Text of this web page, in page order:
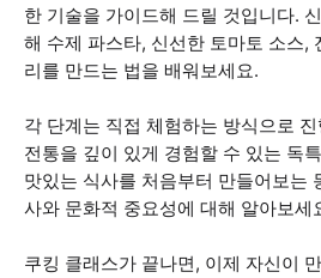
한 기술을 가이드해 드릴 것입니다.
해 수제 파스타, 신선한 토마토 소스,
리를 만드는 법을 배워보세요.
각 단계는 직접 체험하는 방식으로
전통을 깊이 있게 경험할 수 있는 독
맛있는 식사를 처음부터 만들어보는
사와 문화적 중요성에 대해 알아보세
쿠킹 클래스가 끝나면, 이제 자신이